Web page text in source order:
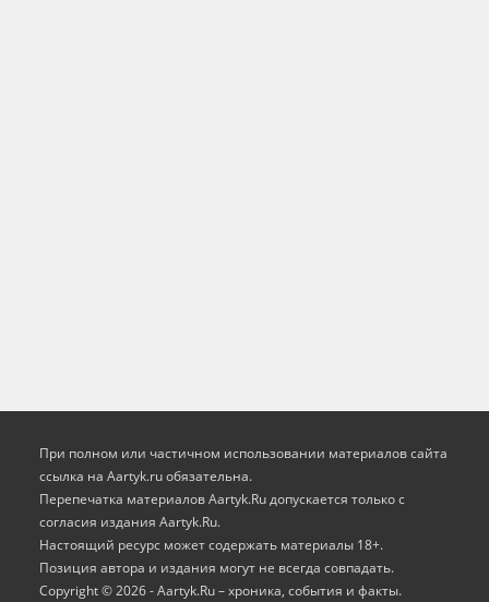
При полном или частичном использовании материалов сайта
ссылка на Aartyk.ru oбязательна.
Перепечатка материалов Aartyk.Ru допускается только с
согласия издания Aartyk.Ru.
Настоящий ресурс может содержать материалы 18+.
Позиция автора и издания могут не всегда совпадать.
Copyright © 2026 - Aartyk.Ru – хроника, события и факты.